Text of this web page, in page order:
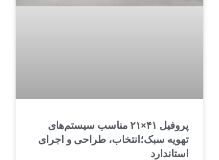
پروفیل ۴۱×۲۱ مناسب سیستم‌های
تهویه سبک؛انتخاب، طراحی و اجرای
استاندارد